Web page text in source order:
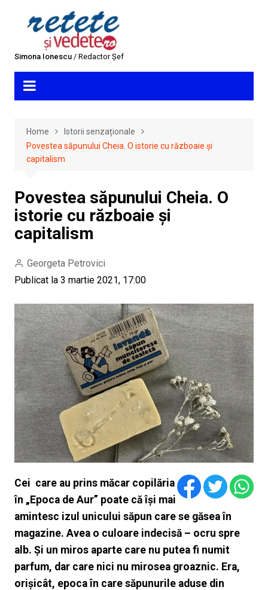
Simona Ionescu/ Redactor Șef
Home
Istorii senzaționale
Povestea săpunului Cheia. O istorie cu războaie și
capitalism
Povestea săpunului Cheia. O
istorie cu războaie și
capitalism
Georgeta Petrovici
Publicat la 3 martie 2021, 17:00
Cei care au prins măcar copilăria
în „Epoca de Aur” poate că își mai
amintesc izul unicului săpun care se găsea în
magazine. Avea o culoare indecisă – ocru spre
alb. Și un miros aparte care nu putea fi numit
parfum, dar care nici nu mirosea groaznic. Era,
orișicât, epoca în care săpunurile aduse din